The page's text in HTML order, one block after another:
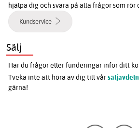
hjälpa dig och svara på alla frågor som rör
Kundservice
Sälj
Har du frågor eller funderingar inför ditt
Tveka inte att höra av dig till vår
gärna!